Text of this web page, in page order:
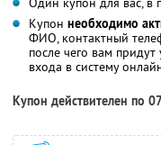
Купон необходимо
ФИО, контактный
после чего вам
входа в систему
Купон действителен по